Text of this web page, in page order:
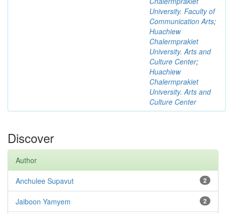
University. Faculty of
Communication Arts;
Huachiew
Chalermprakiet
University. Arts and
Culture Center;
Huachiew
Chalermprakiet
University. Arts and
Culture Center
Discover
Author
2
Anchulee Supavut
2
Jaiboon Yamyem